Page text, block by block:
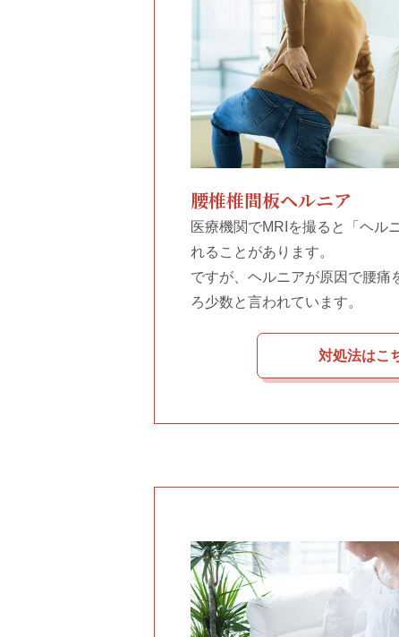
腰椎椎間板ヘルニア
医療機関でMRIを撮ると「ヘル
れることがあります。
ですが、ヘルニアが原因で腰痛
ろ少数と言われています。
対処法はこ